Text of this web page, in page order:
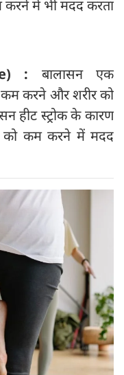
में भी मदद करता
: बालासन एक
करने और शरीर को
हीट स्ट्रोक के कारण
को कम करने में मदद